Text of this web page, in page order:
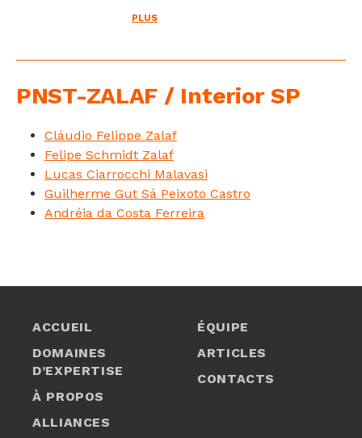
PLUS
PNST-ZALAF / Interior SP
Cláudio Felippe Zalaf
Felipe Schmidt Zalaf
Lucas Ciarrocchi Malavasi
Guilherme Gut Sá Peixoto Castro
Andréia da Costa Ferreira
ACCUEIL
DOMAINES
D’EXPERTISE
À PROPOS
ALLIANCES
ÉQUIPE
ARTICLES
CONTACTS